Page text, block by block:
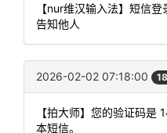
【nur维汉输入法】短信
告知他人
2026-02-02 07:18:00
【拍大师】您的验证码是
本短信。